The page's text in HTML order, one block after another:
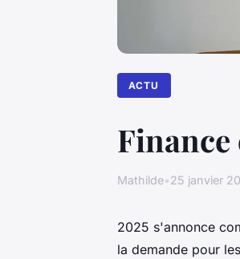
ACTU
Finance
Mathilde•25 janvier
2025 s'annonce
la demande pour